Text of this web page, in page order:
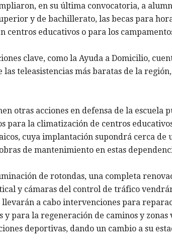
en su última convocatoria, a
y de bachillerato, las becas para
centros educativos o para los
clave, como la Ayuda a Domicilio,
las teleasistencias más baratas de la
otras acciones en defensa de la escuela
para la climatización de centros
cuya implantación supondrá cerca de
de mantenimiento en estas
de rotondas, una completa
y cámaras del control de tráfico
llevarán a cabo intervenciones para
y para la regeneración de caminos y
deportivas, dando un cambio a su